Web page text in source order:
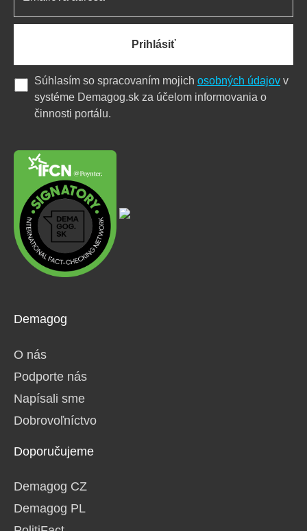
Demagog
O nás
Podporte nás
Napísali sme
Dobrovoľníctvo
Doporučujeme
Demagog CZ
Demagog PL
Prihlásiť
Súhlasím so spracovaním mojich osobných údajov v
systéme Demagog.sk za účelom informovania o
činnosti portálu.